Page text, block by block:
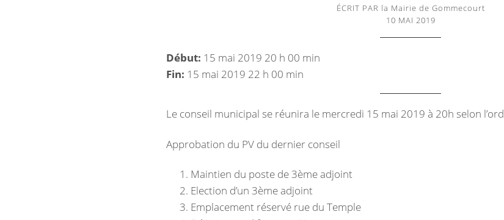
ÉCRIT PAR la Mairie de Gommecourt
10 MAI 2019
Début: 15 mai 2019 20 h 00 min
Fin: 15 mai 2019 22 h 00 min
Le conseil municipal se réunira le mercredi 15 mai 2019 à 20h selon
Approbation du PV du dernier conseil
Maintien du poste de 3ème adjoint
Election d’un 3ème adjoint
Emplacement réservé rue du Temple